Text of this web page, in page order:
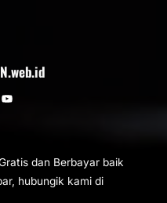
YouTube
dan Berbayar baik
hubungik kami di